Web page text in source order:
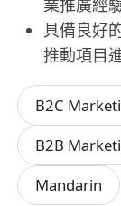
業推廣經
具備良好
推動項目
B2C
B2B
Mandarin